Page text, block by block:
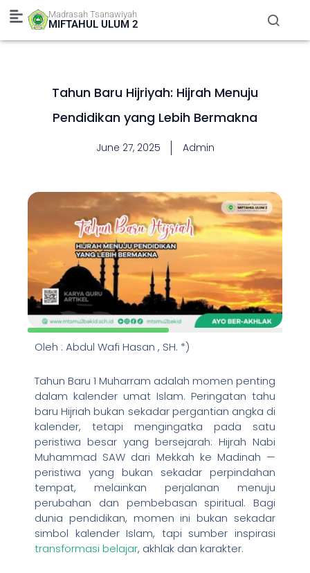
Skip
content
Madrasah Tsanawiyah
MIFTAHUL ULUM 2
Tahun Baru Hijriyah: Hijrah Menuju
Pendidikan yang Lebih Bermakna
June 27, 2025 Admin
Oleh : Abdul Wafi Hasan , SH. *)
Tahun Baru 1 Muharram adalah momen penting
dalam kalender umat Islam. Peringatan tahu
baru Hijriah bukan sekadar pergantian angka di
kalender, tetapi mengingatka pada satu
peristiwa besar yang bersejarah: Hijrah Nabi
Muhammad SAW dari Mekkah ke Madinah —
peristiwa yang bukan sekadar perpindahan
tempat, melainkan perjalanan menuju
perubahan dan pembebasan spiritual. Bagi
dunia pendidikan, momen ini bukan sekadar
simbol kalender Islam, tapi sumber inspirasi
transformasi belajar, akhlak dan karakter.